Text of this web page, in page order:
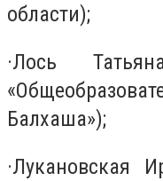
области);
·Лось
Балхаша»);
·Лукановская